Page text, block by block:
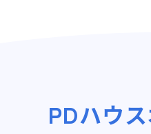
PDハウス相模大野
PDハウ